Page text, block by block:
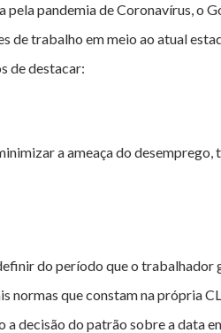
pandemia de Coronavírus, o
de trabalho em meio ao atual
de destacar:
a ameaça do desemprego,
do período que o trabalhador
normas que constam na própria
decisão do patrão sobre a data